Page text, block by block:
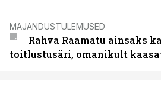
MAJANDUSTULEMUSED
Rahva Raamatu ainsaks
toitlustusäri, omanikult